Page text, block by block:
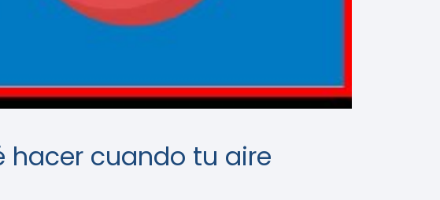
hacer cuando tu aire